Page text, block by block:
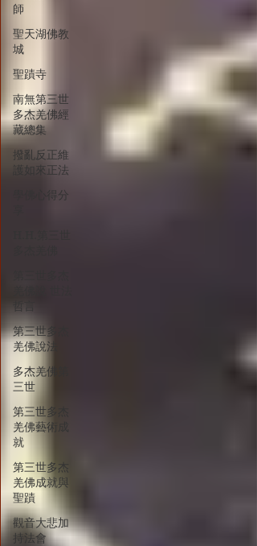
師
聖天湖佛教
城
聖蹟寺
南無第三世
多杰羌佛經
藏總集
撥亂反正維
護如來正法
學佛心得分
哲言
第三世多杰
羌佛說法
多杰羌佛第
三世
第三世多杰
羌佛藝術成
就
第三世多杰
羌佛成就與
聖蹟
觀音大悲加
持法會